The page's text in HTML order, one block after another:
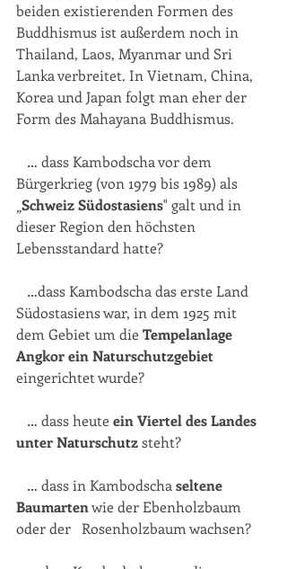
beiden existierenden Formen des
Buddhismus ist außerdem noch in
Thailand, Laos, Myanmar und Sri
Lanka verbreitet. In Vietnam, China,
Korea und Japan folgt man eher der
Form des Mahayana Buddhismus.
Bürgerkrieg (von 1979 bis 1989) als
„Schweiz Südostasiens" galt und in
dieser Region den höchsten
Lebensstandard hatte?
Südostasiens war, in dem 1925 mit
dem Gebiet um die Tempelanlage
Angkor ein Naturschutzgebiet
eingerichtet wurde?
   … dass heute
ein Viertel des Landes
unter Naturschutz steht?
   … dass in Kambodscha
seltene
Baumarten wie der Ebenholzbaum
oder der   Rosenholzbaum wachsen?